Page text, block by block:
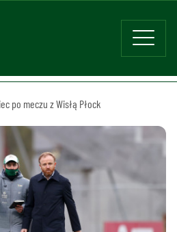
po meczu z Wisłą Płock